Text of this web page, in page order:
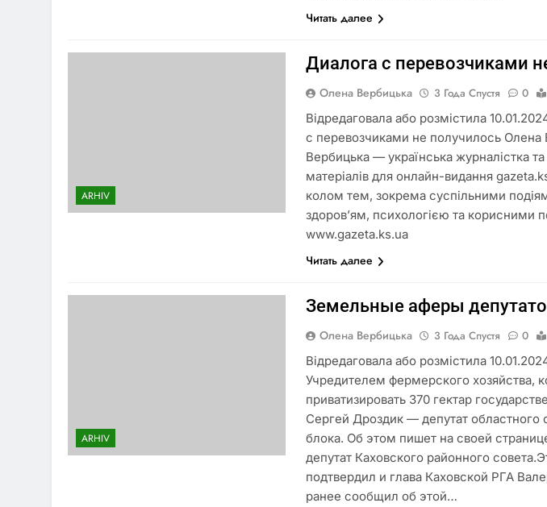
Читать далее
ARHIV
Диалога с перевозчиками
Олена Вербицька 3 Года Спустя 0
Відредаговала або розмістила
с перевозчиками не получилось Олена
Вербицька — українська журналістка
матеріалів для онлайн-видання
колом тем, зокрема суспільними
здоров’ям, психологією та корисними
www.gazeta.ks.ua
Читать далее
ARHIV
Земельные аферы
Олена Вербицька 3 Года Спустя 0
Відредаговала або розмістила
Учредителем фермерского хозяйства,
приватизировать 370 гектар
Сергей Дроздик — депутат областного
блока. Об этом пишет на своей
депутат Каховского районного
подтвердил и глава Каховской РГА
ранее сообщил об этой…